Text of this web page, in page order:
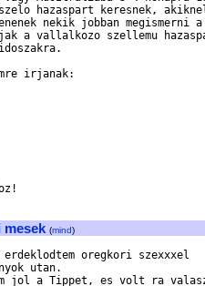
hazaspart keresnek,
nekik jobban megismerni
a vallalkozo szellemu
irjanak:
(mind)
oregkori szexxxel
utan.
jol a Tippet, es volt ra